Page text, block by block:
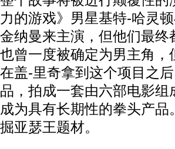
力的游戏》男星基特-哈灵
金纳曼来主演，但他们最
也曾一度被确定为男主角
在盖-里奇拿到这个项目之
品，拍成一套由六部电影
成为具有长期性的拳头产
掘亚瑟王题材。